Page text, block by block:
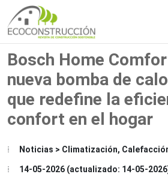
Menu
Menu
Menu
Bosch Home
nueva bomba de
que redefine la
confort en el hogar
Noticias > Climatización,
14-05-2026 (actualizado: 14-05-